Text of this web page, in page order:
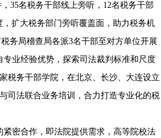
35名税务干部线上旁听，12名税务干部
扩大税务部门旁听覆盖面，助力税务机
务局稽查局各派3名干部至对方单位开展
业经验优势，探索司法裁判标准和尺度
税务干部学院，在北京、长沙、大连设立
司法联合业务培训，合力打造专业化的税
密合作，即法院提供需求，高等院校法